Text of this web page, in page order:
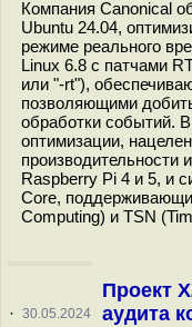
Компания Canonical
Ubuntu 24.04,
режиме реального
Linux 6.8 с патчами
или "-rt"),
позволяющими
обработки событий.
оптимизации,
производительности
Raspberry Pi 4 и 5, и
Core,
Computing) и TSN
· 30.05.2024
Проект
аудита